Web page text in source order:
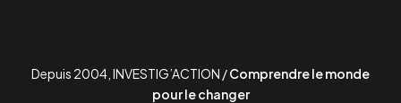
Depuis 2004, INVESTIG’ACTION /Comprendre le monde
pour le changer